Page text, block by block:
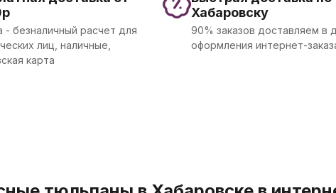
- безналичный расчет для
лиц, наличные,
карта
Хабаровску
90% заказов доставляем в
оформления интернет-